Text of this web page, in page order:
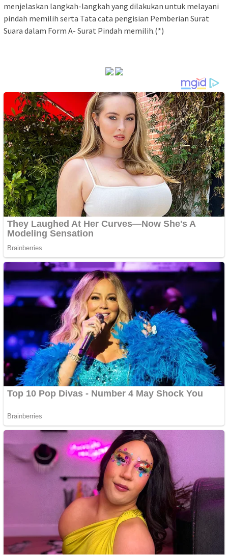
menjelaskan langkah-langkah yang dilakukan untuk melayani
pindah memilih serta Tata cata pengisian Pemberian Surat
Suara dalam Form A- Surat Pindah memilih.(*)